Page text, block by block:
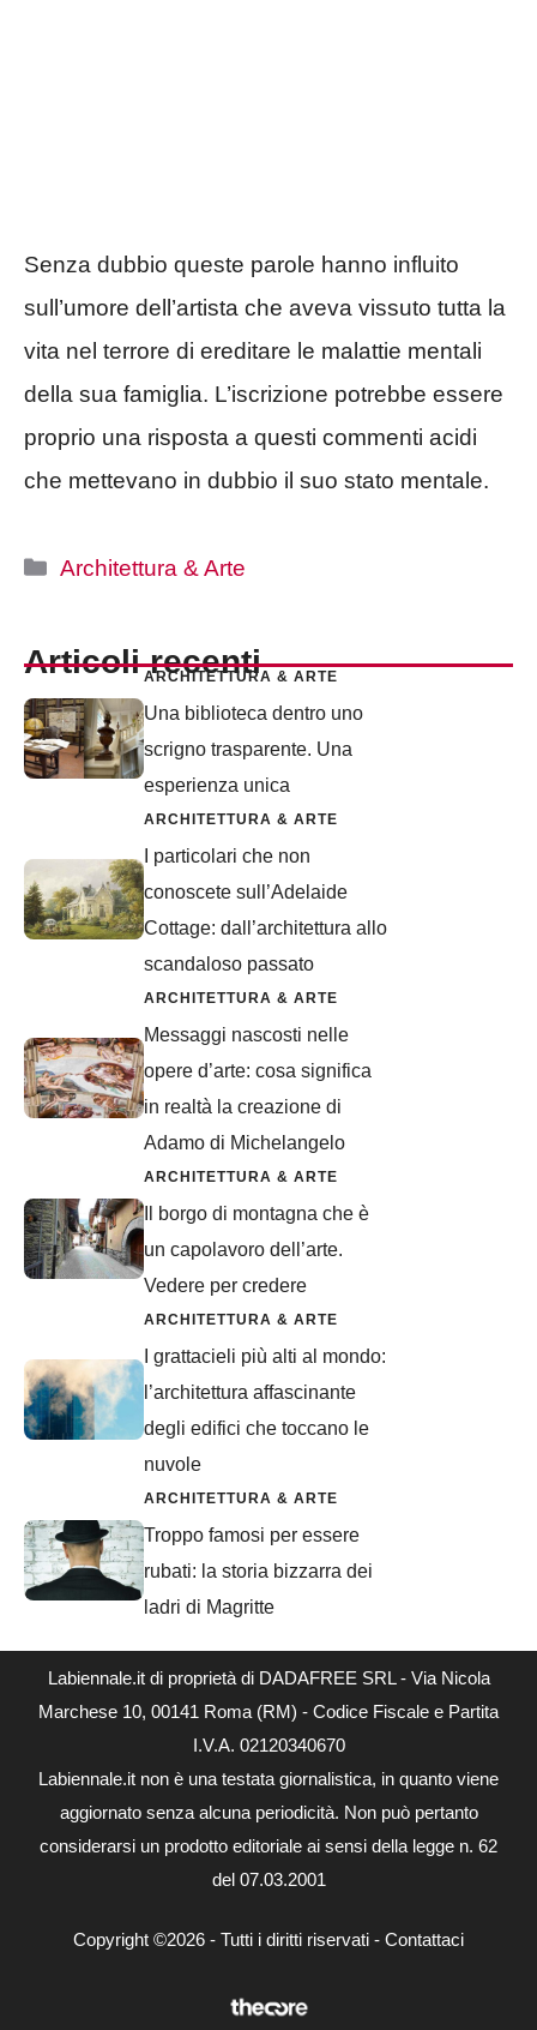
Senza dubbio queste parole hanno influito
sull’umore dell’artista che aveva vissuto tutta la
vita nel terrore di ereditare le malattie mentali
della sua famiglia. L’iscrizione potrebbe essere
proprio una risposta a questi commenti acidi
che mettevano in dubbio il suo stato mentale.
Categorie
Architettura & Arte
Articoli recenti
ARCHITETTURA & ARTE
Una biblioteca dentro uno
scrigno trasparente. Una
esperienza unica
ARCHITETTURA & ARTE
I particolari che non
conoscete sull’Adelaide
Cottage: dall’architettura allo
scandaloso passato
ARCHITETTURA & ARTE
Messaggi nascosti nelle
opere d’arte: cosa significa
in realtà la creazione di
Adamo di Michelangelo
ARCHITETTURA & ARTE
Il borgo di montagna che è
un capolavoro dell’arte.
Vedere per credere
ARCHITETTURA & ARTE
I grattacieli più alti al mondo:
l’architettura affascinante
degli edifici che toccano le
nuvole
ARCHITETTURA & ARTE
Troppo famosi per essere
rubati: la storia bizzarra dei
ladri di Magritte
Labiennale.it di proprietà di DADAFREE SRL - Via Nicola
Marchese 10, 00141 Roma (RM) - Codice Fiscale e Partita
I.V.A. 02120340670
Labiennale.it non è una testata giornalistica, in quanto viene
aggiornato senza alcuna periodicità. Non può pertanto
considerarsi un prodotto editoriale ai sensi della legge n. 62
del 07.03.2001
Copyright ©2026 - Tutti i diritti riservati - Contattaci